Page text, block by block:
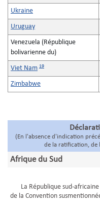
Ukraine
Uruguay
Venezuela (République
bolivarienne du)
Viet Nam 19
Zimbabwe
(En l'absence d'indication
de la ratification, de
Afrique du Sud
La République sud-africaine
de la Convention